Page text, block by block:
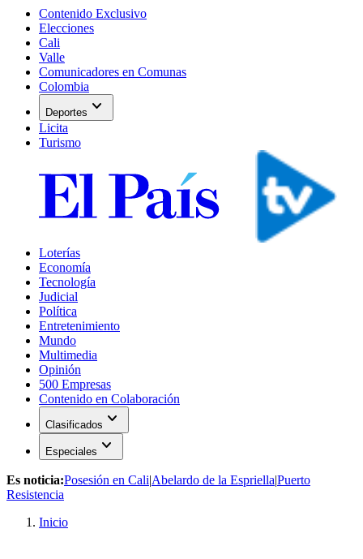
Contenido Exclusivo
Elecciones
Cali
Valle
Comunicadores en Comunas
Colombia
Deportes expand_more
Licita
Turismo
Loterías
Economía
Tecnología
Judicial
Política
Entretenimiento
Mundo
Multimedia
Opinión
500 Empresas
Contenido en Colaboración
Clasificados expand_more
Especiales expand_more
Es noticia:Posesión en Cali|Abelardo de la Espriella|Puerto
Resistencia
Inicio